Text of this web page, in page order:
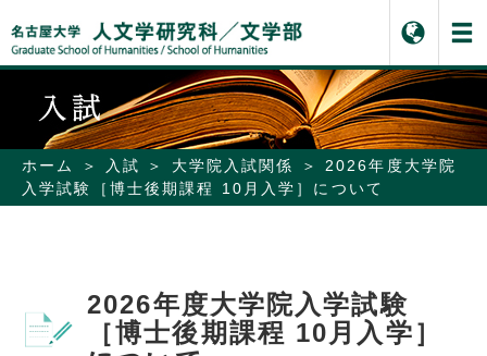
ホーム 入試 大学院入試関係
2026年度大学院
入学試験［博士後期課程 10月入学］について
2026年度大学院入学試験
［博士後期課程 10月入学］